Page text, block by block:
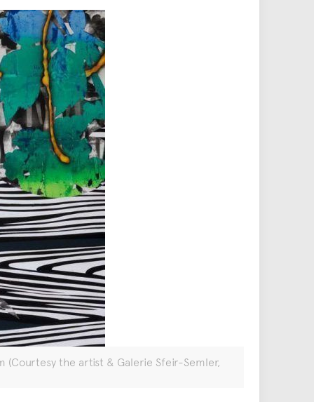
(Courtesy the artist & Galerie Sfeir-Semler,